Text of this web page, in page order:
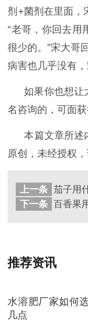
剂 +菌剂在里面，
“老哥，你回去用
很少的。”宋大哥
病害也几乎没有
如果你也想让
名咨询的，可面
本篇文章所述
原创，未经授权
上一条
下一条
推荐资讯
水溶肥厂家如何
几点